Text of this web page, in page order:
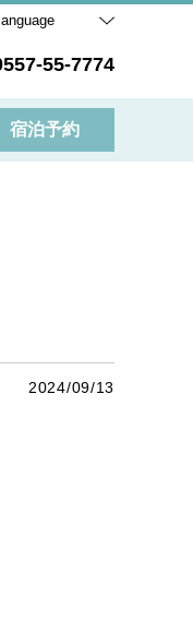
language
55-7774
宿泊予約
2024/09/13